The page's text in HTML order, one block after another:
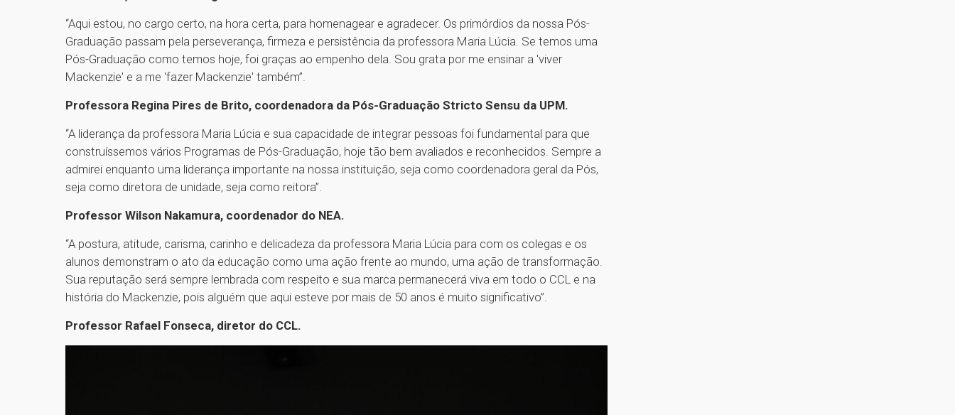
“Aqui estou, no cargo certo, na hora certa, para homenagear e agradecer. Os primórdios da nossa Pós-
Graduação passam pela perseverança, firmeza e persistência da professora Maria Lúcia. Se temos uma
Pós-Graduação como temos hoje, foi graças ao empenho dela. Sou grata por me ensinar a 'viver
Mackenzie' e a me 'fazer Mackenzie' também”.
Professora Regina Pires de Brito, coordenadora da Pós-Graduação Stricto Sensu da UPM.
“A liderança da professora Maria Lúcia e sua capacidade de integrar pessoas foi fundamental para que
construíssemos vários Programas de Pós-Graduação, hoje tão bem avaliados e reconhecidos. Sempre a
admirei enquanto uma liderança importante na nossa instituição, seja como coordenadora geral da Pós,
seja como diretora de unidade, seja como reitora”.
Professor Wilson Nakamura, coordenador do NEA.
“A postura, atitude, carisma, carinho e delicadeza da professora Maria Lúcia para com os colegas e os
alunos demonstram o ato da educação como uma ação frente ao mundo, uma ação de transformação.
Sua reputação será sempre lembrada com respeito e sua marca permanecerá viva em todo o CCL e na
história do Mackenzie, pois alguém que aqui esteve por mais de 50 anos é muito significativo”.
Professor Rafael Fonseca, diretor do CCL.